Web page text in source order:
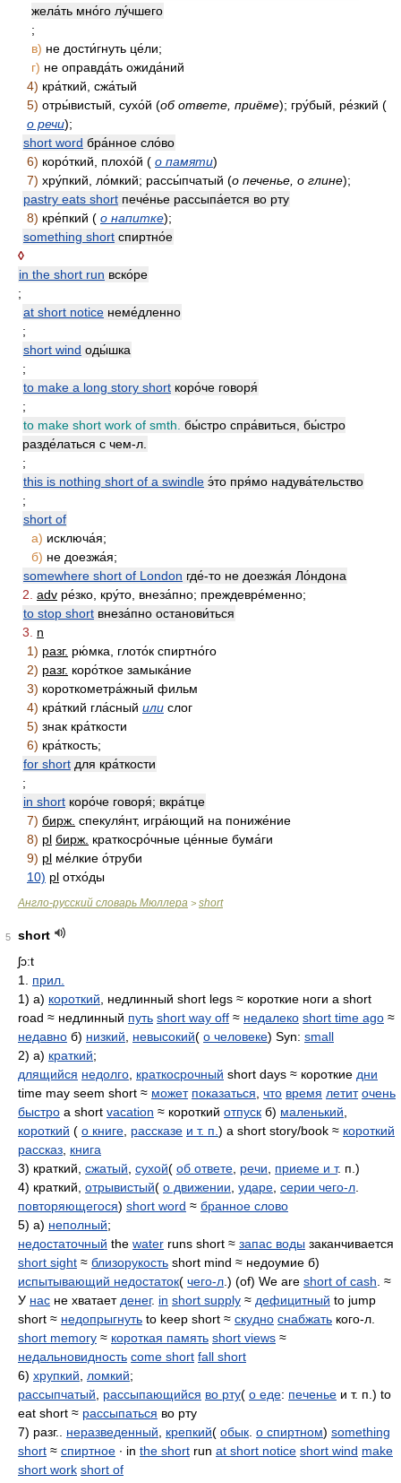
жела́ть мно́го лу́чшего
;
в) не дости́гнуть це́ли;
г) не оправда́ть ожида́ний
4) кра́ткий, сжа́тый
5) отры́вистый, сухо́й (об ответе, приёме); гру́бый, ре́зкий (
о речи);
short word бра́нное сло́во
6) коро́ткий, плохо́й ( о памяти)
7) хру́пкий, ло́мкий; рассы́пчатый (о печенье, о глине);
pastry eats short пече́нье рассыпа́ется во рту
8) кре́пкий ( о напитке);
something short спиртно́е
◊
in the short run вско́ре
;
at short notice неме́дленно
;
short wind оды́шка
;
to make a long story short коро́че говоря́
;
to make short work of smth. бы́стро спра́виться, бы́стро
разде́латься с чем-л.
;
this is nothing short of a swindle э́то пря́мо надува́тельство
;
short of
а) исключа́я;
б) не доезжа́я;
somewhere short of London где́-то не доезжа́я Ло́ндона
2. adv ре́зко, кру́то, внеза́пно; преждевре́менно;
to stop short внеза́пно останови́ться
3.
n
1) разг. рю́мка, глото́к спиртно́го
2) разг. коро́ткое замыка́ние
3) короткометра́жный фильм
4) кра́ткий гла́сный или слог
5) знак кра́ткости
6) кра́ткость;
for short для кра́ткости
;
in short коро́че говоря́; вкра́тце
7) бирж. спекуля́нт, игра́ющий на пониже́ние
8) pl бирж. краткосро́чные це́нные бума́ги
9) pl ме́лкие о́труби
10) pl отхо́ды
Англо-русский словарь Мюллера > short
5
short
ʃɔ:t
1. прил.
1) а) короткий , недлинный short legs ≈ короткие ноги a short
road ≈ недлинный путь short way off ≈ недалеко short time ago ≈
недавно б) низкий невысокий( о человеке) Syn: small
2) а) краткий;
длящийся недолго краткосрочный short days ≈ короткие дни
time may seem short ≈ может показаться что время летит очень
быстро a short vacation ≈ короткий отпуск б) маленький
короткий ( о книге рассказе и т. п. ) a short story/book ≈ короткий
рассказ книга
3) краткий, сжатый сухой( об ответе речи приеме и т. п.)
4) краткий, отрывистый( о движении ударе серии чего-л
повторяющегося) short word ≈ бранное слово
5) а) неполный;
недостаточный the water runs short ≈ запас воды заканчивается
short sight ≈ близорукость short mind ≈ недоумие б)
испытывающий недостаток( чего-л .) (of) We are short of cash . ≈
У нас не хватает денег. in short supply ≈ дефицитный to jump
short ≈ недопрыгнуть to keep short ≈ скудно снабжать кого-л.
short memory ≈ короткая память short views ≈
недальновидность come short fall short
6) хрупкий ломкий;
рассыпчатый
рассыпающийся во рту( о еде: печенье и т. п.) to
eat short ≈ рассыпаться во рту
7) разг.. неразведенный крепкий( обык о спиртном) something
short ≈ спиртное ∙ in the short run at short notice short wind make
short work short of